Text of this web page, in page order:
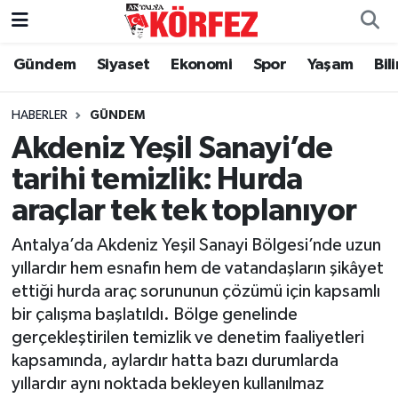
Gündem Siyaset Ekonomi Spor Yaşam
HABERLER GÜNDEM
Akdeniz Yeşil Sanayi’de
tarihi temizlik: Hurda
araçlar tek tek toplanıyor
Antalya’da Akdeniz Yeşil Sanayi Bölgesi’nde uzun
yıllardır hem esnafın hem de vatandaşların şikâyet
ettiği hurda araç sorununun çözümü için kapsamlı
bir çalışma başlatıldı. Bölge genelinde
gerçekleştirilen temizlik ve denetim faaliyetleri
kapsamında, aylardır hatta bazı durumlarda
yıllardır aynı noktada bekleyen kullanılmaz
Gündem
Siyaset
Yerel Yönetim
Ekonomi
Spor
Yaşam
Asayiş
Dünya
Nöbetçi Eczaneler
Hava Durumu
Trafik Durumu
Süper Lig Puan Durumu ve Fikstür
Tüm Manşetler
Son Dakika Haberleri
Haber Arşivi